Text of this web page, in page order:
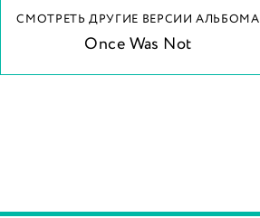
СМОТРЕТЬ ДРУГИЕ ВЕРСИИ АЛЬБОМА
Once Was Not